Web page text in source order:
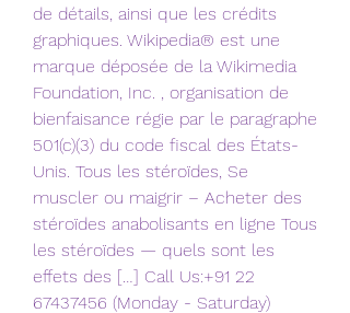
de détails, ainsi que les crédits
graphiques. Wikipedia® est une
marque déposée de la Wikimedia
Foundation, Inc. , organisation de
bienfaisance régie par le paragraphe
501(c)(3) du code fiscal des États-
Unis. Tous les stéroïdes, Se
muscler ou maigrir – Acheter des
stéroïdes anabolisants en ligne Tous
les stéroïdes — quels sont les
effets des […] Call Us:+91 22
67437456 (Monday - Saturday)